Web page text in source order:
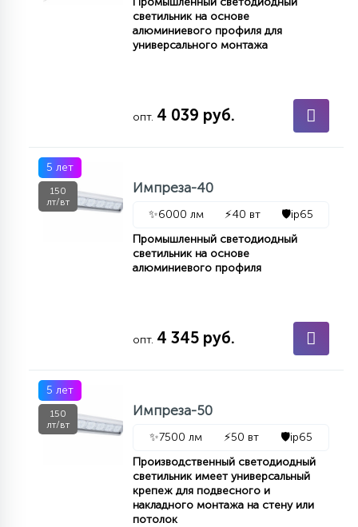
светильник на основе
алюминиевого профиля для
универсального монтажа
опт. 4 039 руб.
5 лет
150
лт/вт
Импреза-40
✨6000 лм ⚡40 вт 🛡️ip65
Промышленный светодиодный
светильник на основе
алюминиевого профиля
опт. 4 345 руб.
5 лет
150
лт/вт
Импреза-50
✨7500 лм ⚡50 вт 🛡️ip65
Производственный светодиодный
светильник имеет универсальный
крепеж для подвесного и
накладного монтажа на стену или
потолок